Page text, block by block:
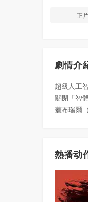
正片
劇情介
超級人工
關閉「智
蓋布瑞爾
熱播动